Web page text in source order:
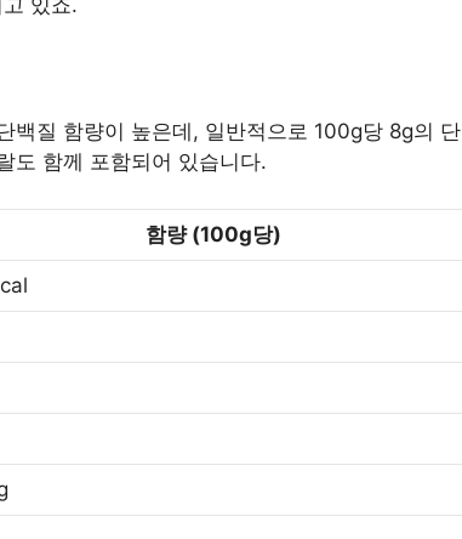
백질 함량이 높은데, 일반적으로 100g당 8g의 단
도 함께 포함되어 있습니다.
함량 (100g당)